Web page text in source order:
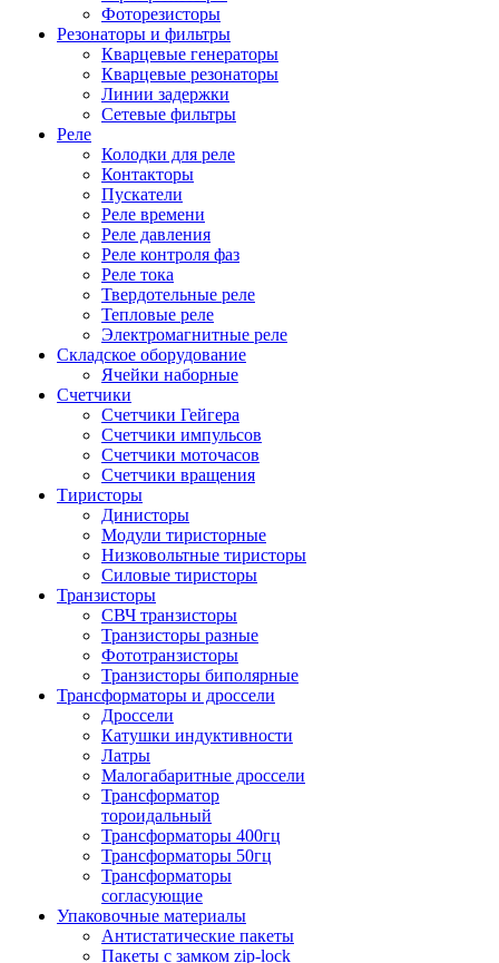
Фоторезисторы
Резонаторы и фильтры
Кварцевые генераторы
Кварцевые резонаторы
Линии задержки
Сетевые фильтры
Реле
Колодки для реле
Контакторы
Пускатели
Реле времени
Реле давления
Реле контроля фаз
Реле тока
Твердотельные реле
Тепловые реле
Электромагнитные реле
Складское оборудование
Ячейки наборные
Счетчики
Счетчики Гейгера
Счетчики импульсов
Счетчики моточасов
Счетчики вращения
Тиристоры
Динисторы
Модули тиристорные
Низковольтные тиристоры
Силовые тиристоры
Транзисторы
СВЧ транзисторы
Транзисторы разные
Фототранзисторы
Транзисторы биполярные
Трансформаторы и дроссели
Дроссели
Катушки индуктивности
Латры
Малогабаритные дроссели
Трансформатор
тороидальный
Трансформаторы 400гц
Трансформаторы 50гц
Трансформаторы
согласующие
Упаковочные материалы
Антистатические пакеты
Пакеты с замком zip-lock